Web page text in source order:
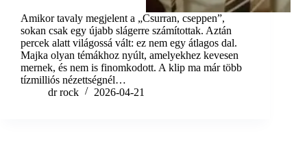
Amikor tavaly megjelent a „Csurran, cseppen”,
sokan csak egy újabb slágerre számítottak. Aztán
percek alatt világossá vált: ez nem egy átlagos dal.
Majka olyan témákhoz nyúlt, amelyekhez kevesen
mernek, és nem is finomkodott. A klip ma már több
tízmilliós nézettségnél…
dr rock
2026-04-21